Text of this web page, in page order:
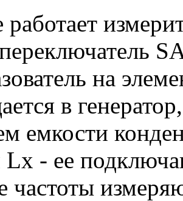
на
в
емкости
Lх - ее
частоты